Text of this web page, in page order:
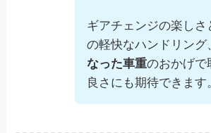
ギアチェンジの楽しさ
の軽快なハンドリング
なった車重のおかげで
良さにも期待できます